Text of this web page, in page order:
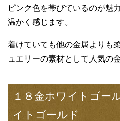
ピンク色を帯びているのが魅
温かく感じます。
着けていても他の金属よりも
ュエリーの素材として人気の
１８金ホワイトゴー
イトゴールド